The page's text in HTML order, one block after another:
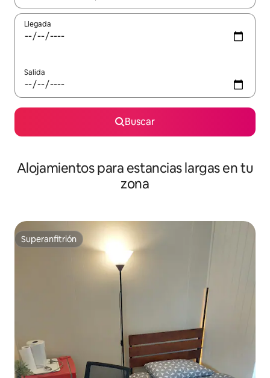
Llegada
Salida
Buscar
Alojamientos para estancias largas en tu
zona
Superanfitrión
Superanfitrión